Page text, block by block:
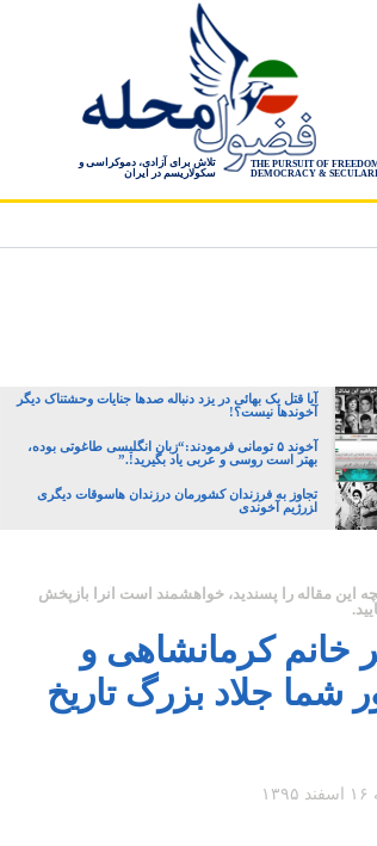
THE PURSUIT OF
DEMOCRACY &
تلاش برای آزادی، دموکراسی و
سکولاریسم در ایران
آیا قتل یک بهائی در یزد دنباله صدها جنایات وحشتناک دیگر
آخوندها نیست؟!
آخوند ۵ تومانی فرمودند:“زبان انگلیسی طاغوتی بوده،
بهتر است روسی و عربی یاد بگیرید!.”
تجاوز به فرزندان کشورمان درزندان هاسوقات دیگری
ا‍زرژیم آخوندی
این مقاله را پسندید، خواهشمند است آنرا بازپخش
خانم کرمانشاهی و
شما جلاد بزرگ تاریخ